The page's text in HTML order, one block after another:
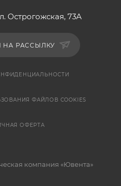
Острогожская, 73А
НА РАССЫЛКУ
ФАЙЛОВ COOKIES
ОФЕРТА
компания «Ювента»